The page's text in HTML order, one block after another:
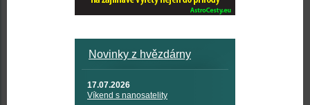
Novinky z hvězdárny
17.07.2026
Víkend s nanosatelity